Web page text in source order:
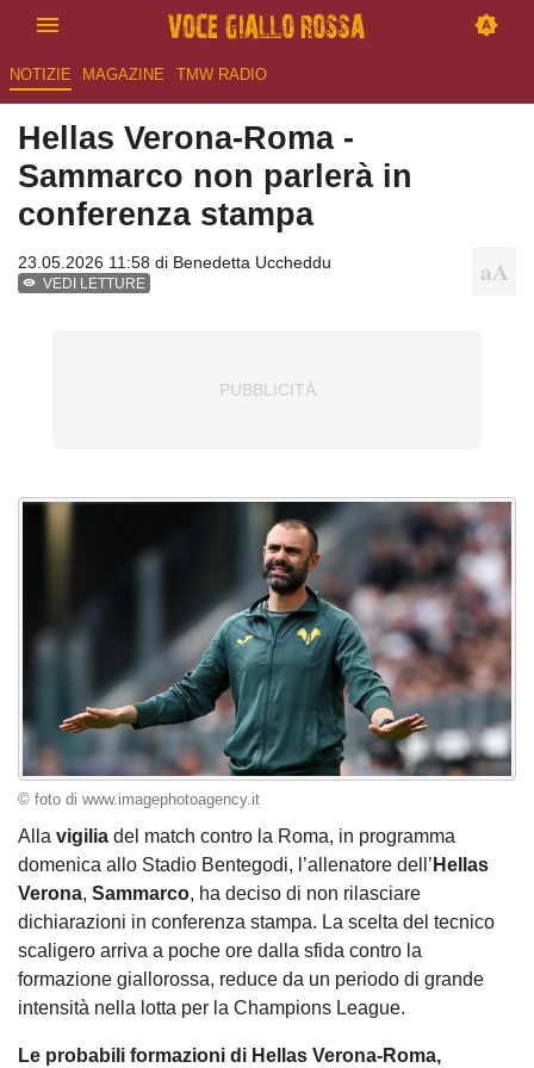
NOTIZIE MAGAZINE TMW RADIO
Hellas Verona-Roma -
Sammarco non parlerà in
conferenza stampa
23.05.2026 11:58 di Benedetta Uccheddu
VEDI LETTURE
© foto di www.imagephotoagency.it
Alla vigilia del match contro la Roma, in programma
domenica allo Stadio Bentegodi, l’allenatore dell’ Hellas
Verona, Sammarco, ha deciso di non rilasciare
dichiarazioni in conferenza stampa. La scelta del tecnico
scaligero arriva a poche ore dalla sfida contro la
formazione giallorossa, reduce da un periodo di grande
intensità nella lotta per la Champions League.
Le probabili formazioni di Hellas Verona-Roma,